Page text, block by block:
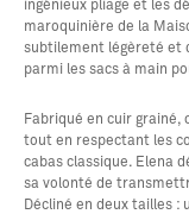
ingénieux pliage et les
maroquinière de la
subtilement légèreté et
parmi les sacs à main
Fabriqué en cuir grainé,
tout en respectant les
cabas classique. Elena
sa volonté de
Décliné en deux tailles